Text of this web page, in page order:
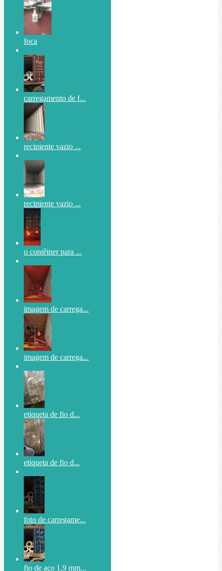
foca
carregamento de f...
recipiente vazio ...
recipiente vazio ...
o contêiner para ...
imagem de carrega...
imagem de carrega...
etiqueta de fio d...
etiqueta de fio d...
foto de carregame...
fio de aço 1,9 mm...